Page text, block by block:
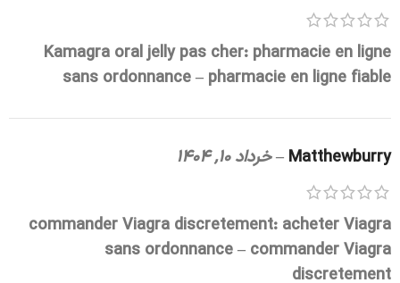
Kamagra oral jelly pas cher: pharmacie en ligne
sans ordonnance– pharmacie en ligne fiable
Matthewburry
–خرداد 10, 1404
commander Viagra discretement: acheter Viagra
sans ordonnance– commander Viagra
discretement